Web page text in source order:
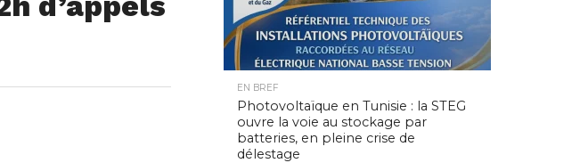
EN BREF
Photovoltaïque en Tunisie : la STEG
ouvre la voie au stockage par
batteries, en pleine crise de
délestage